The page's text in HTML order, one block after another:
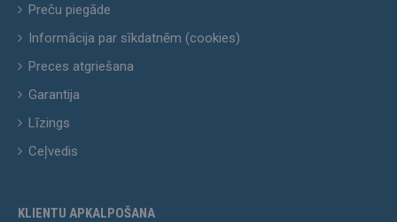
Preču piegāde
Informācija par sīkdatnēm (cookies)
Preces atgriešana
Garantija
Līzings
Ceļvedis
KLIENTU APKALPOŠANA